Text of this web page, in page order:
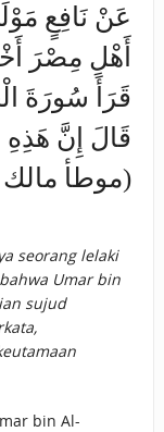
عَنْ نَافِعٍ
أَهْلِ مِصْرَ
قَرَأَ سُورَةَ
قَالَ إِنَّ
(موطأ مالك (2/
seorang lelaki
Umar bin
sujud
bin Al-